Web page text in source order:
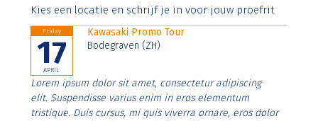
Aenean faucibus nibh et justo cursus id rutrum lorem
Kies een locatie en schrijf je in voor jouw proefrit
Friday
17
APRIL
Kawasaki Promo Tour
Bodegraven (ZH)
Lorem ipsum dolor sit amet, consectetur adipiscing
elit. Suspendisse varius enim in eros elementum
tristique. Duis cursus, mi quis viverra ornare, eros dolor